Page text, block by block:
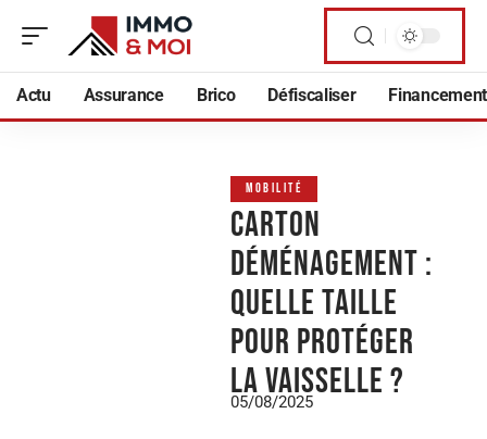
Actu Assurance Brico Défiscaliser Financement
MOBILITÉ
Carton
déménagement :
quelle taille
pour protéger
la vaisselle ?
05/08/2025